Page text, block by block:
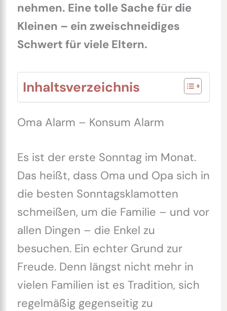
nehmen. Eine tolle Sache für die
Kleinen – ein zweischneidiges
Schwert für viele Eltern.
Inhaltsverzeichnis
Oma Alarm – Konsum Alarm
Es ist der erste Sonntag im Monat.
Das heißt, dass Oma und Opa sich in
die besten Sonntagsklamotten
schmeißen, um die Familie – und vor
allen Dingen – die Enkel zu
besuchen. Ein echter Grund zur
Freude. Denn längst nicht mehr in
vielen Familien ist es Tradition, sich
regelmäßig gegenseitig zu